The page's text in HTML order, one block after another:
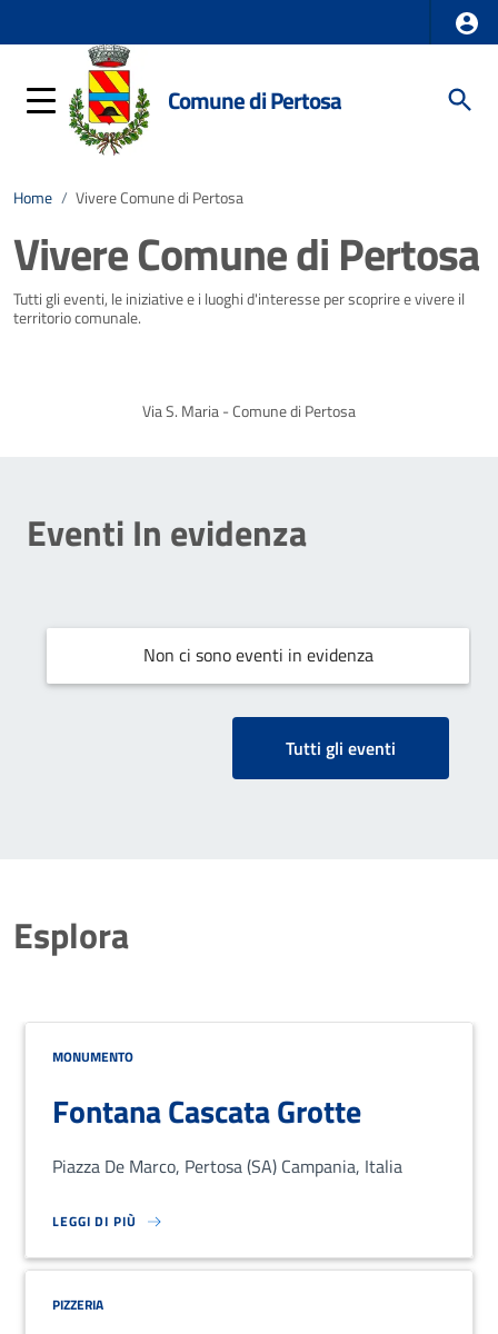
Comune di Pertosa
Home / Vivere Comune di Pertosa
Vivere Comune di Pertosa
Tutti gli eventi, le iniziative e i luoghi d'interesse per scoprire e vivere il
territorio comunale.
Via S. Maria - Comune di Pertosa
Eventi In evidenza
Non ci sono eventi in evidenza
Tutti gli eventi
Esplora
MONUMENTO
Fontana Cascata Grotte
Piazza De Marco, Pertosa (SA) Campania, Italia
LEGGI DI PIÙ
SU LOREM IPSUM DOLOR SIT AMET, CONSECTETUR ADIPISCING
PIZZERIA